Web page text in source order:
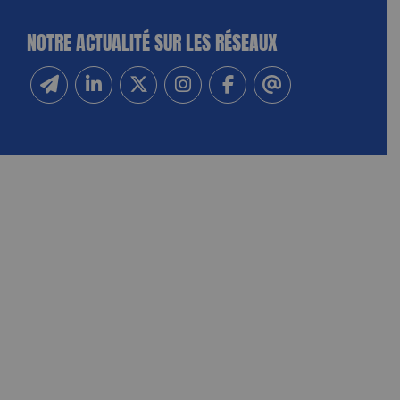
NOTRE ACTUALITÉ SUR LES RÉSEAUX